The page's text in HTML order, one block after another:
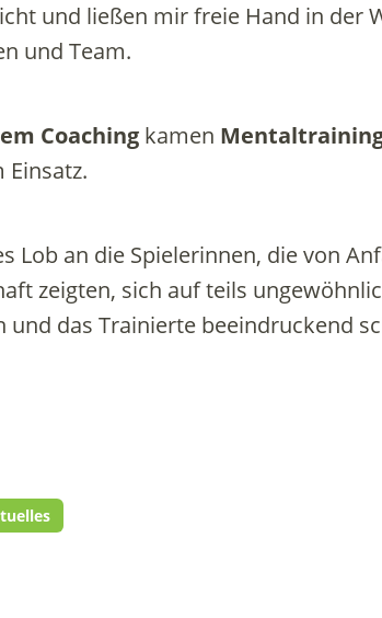
und ließen mir freie Hand in der
und Team.
Coaching kamen
Einsatz.
Lob an die Spielerinnen, die von
zeigten, sich auf teils
und das Trainierte beeindruckend